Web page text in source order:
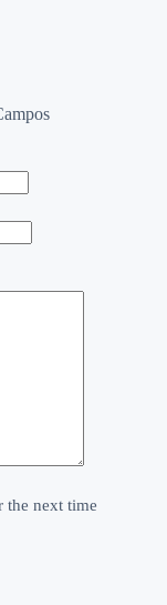
the next time